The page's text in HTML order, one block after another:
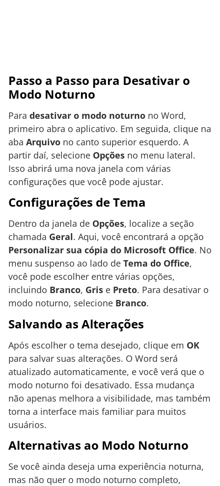
Passo a Passo para Desativar o
Modo Noturno
Para desativar o modo noturno no Word,
primeiro abra o aplicativo. Em seguida, clique na
aba Arquivo no canto superior esquerdo. A
partir daí, selecione Opções no menu lateral.
Isso abrirá uma nova janela com várias
configurações que você pode ajustar.
Configurações de Tema
Dentro da janela de Opções, localize a seção
chamada Geral. Aqui, você encontrará a opção
Personalizar sua cópia do Microsoft Office. No
menu suspenso ao lado de Tema do Office,
você pode escolher entre várias opções,
incluindo Branco, Gris e Preto. Para desativar o
modo noturno, selecione Branco.
Salvando as Alterações
Após escolher o tema desejado, clique em OK
para salvar suas alterações. O Word será
atualizado automaticamente, e você verá que o
modo noturno foi desativado. Essa mudança
não apenas melhora a visibilidade, mas também
torna a interface mais familiar para muitos
usuários.
Alternativas ao Modo Noturno
Se você ainda deseja uma experiência noturna,
mas não quer o modo noturno completo,